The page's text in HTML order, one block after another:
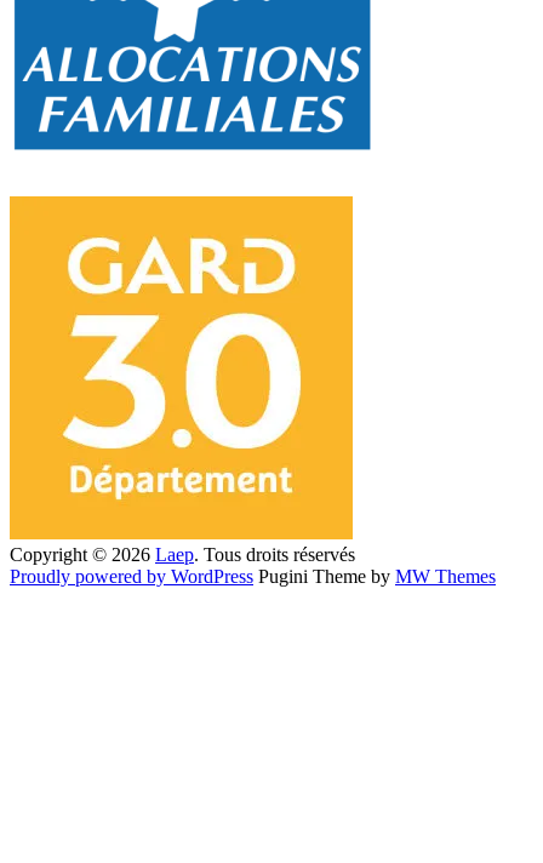
Copyright © 2026 Laep. Tous droits réservés
Proudly powered by WordPress Pugini Theme by MW Themes